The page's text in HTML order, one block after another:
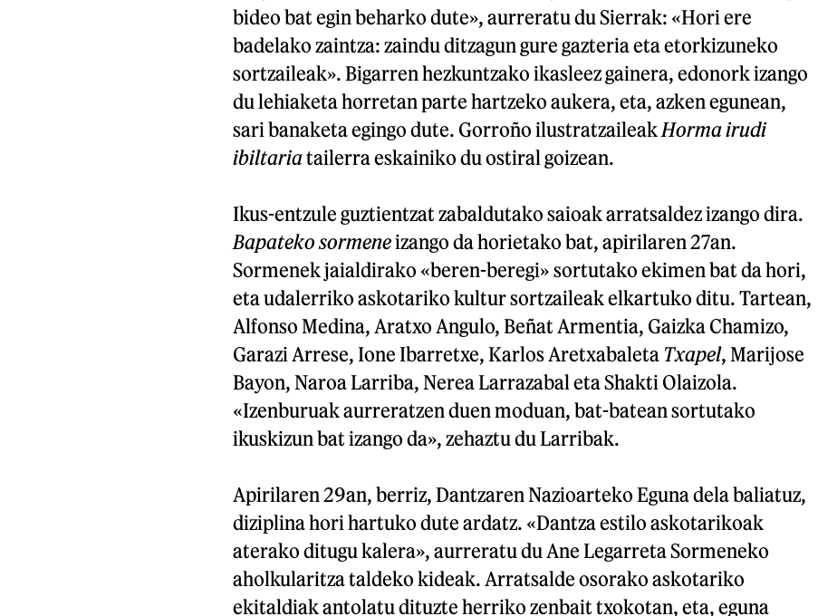
bideo bat egin beharko dute», aurreratu du Sierrak: «Hori ere
badelako zaintza: zaindu ditzagun gure gazteria eta etorkizuneko
sortzaileak». Bigarren hezkuntzako ikasleez gainera, edonork izango
du lehiaketa horretan parte hartzeko aukera, eta, azken egunean,
sari banaketa egingo dute. Gorroño ilustratzaileak Horma irudi
ibiltariatailerra eskainiko du ostiral goizean.
Ikus-entzule guztientzat zabaldutako saioak arratsaldez izango dira.
Bapateko sormeneizango da horietako bat, apirilaren 27an.
Sormenek jaialdirako «beren-beregi» sortutako ekimen bat da hori,
eta udalerriko askotariko kultur sortzaileak elkartuko ditu. Tartean,
Alfonso Medina, Aratxo Angulo, Beñat Armentia, Gaizka Chamizo,
Garazi Arrese, Ione Ibarretxe, Karlos Aretxabaleta Txapel, Marijose
Bayon, Naroa Larriba, Nerea Larrazabal eta Shakti Olaizola.
«Izenburuak aurreratzen duen moduan, bat-batean sortutako
ikuskizun bat izango da», zehaztu du Larribak.
Apirilaren 29an, berriz, Dantzaren Nazioarteko Eguna dela baliatuz,
diziplina hori hartuko dute ardatz. «Dantza estilo askotarikoak
aterako ditugu kalera», aurreratu du Ane Legarreta Sormeneko
aholkularitza taldeko kideak. Arratsalde osorako askotariko
ekitaldiak antolatu dituzte herriko zenbait txokotan, eta, eguna